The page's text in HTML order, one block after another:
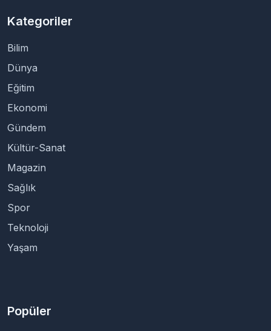
Kategoriler
Bilim
Dünya
Eğitim
Ekonomi
Gündem
Kültür-Sanat
Magazin
Sağlık
Spor
Teknoloji
Yaşam
Popüler